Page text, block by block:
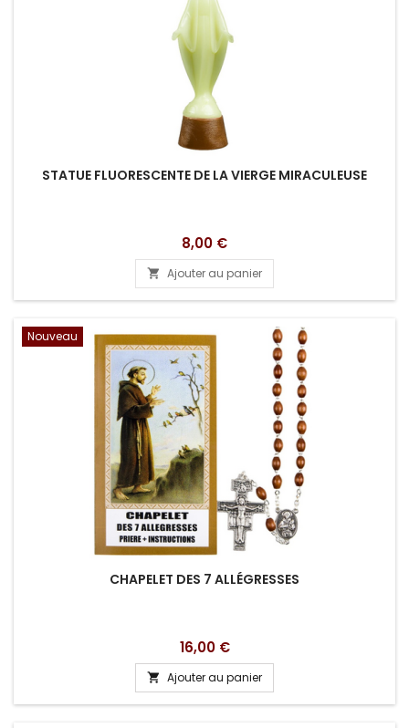
STATUE FLUORESCENTE DE LA VIERGE MIRACULEUSE
Prix
8,00 €
 Ajouter au panier
Nouveau
CHAPELET DES 7 ALLÉGRESSES
Prix
16,00 €
 Ajouter au panier